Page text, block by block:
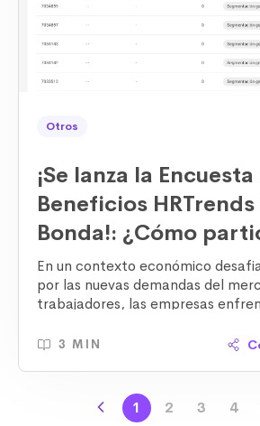
Otros
¡Se lanza la
Beneficios
Bonda!: ¿Cómo
En un contexto económico
por las nuevas demandas del
trabajadores, las empresas
laborales.
3 MIN
1 2 3 4